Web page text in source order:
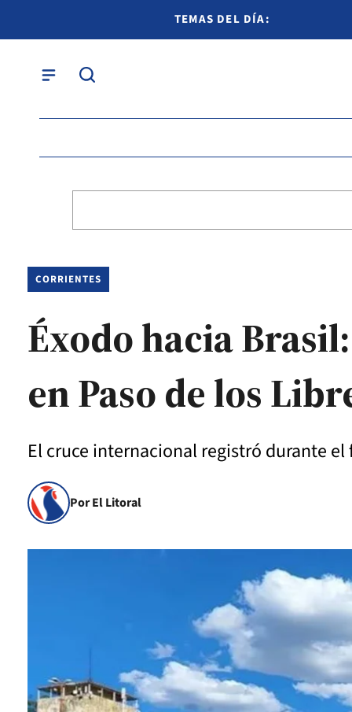
TEMAS DEL DÍA:
CORRIENTES
Éxodo hacia
en Paso de los
El cruce internacional registró durante
Por El Litoral